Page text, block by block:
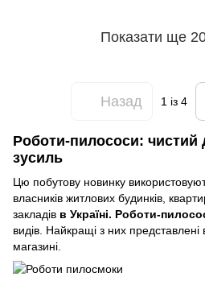
Показати ще
Назад 1 із 4
Роботи-пилососи: чистий
зусиль
Цю побутову новинку
власників житлових будинків,
закладів в Україні. Роботи-
видів. Найкращі з них
магазині.